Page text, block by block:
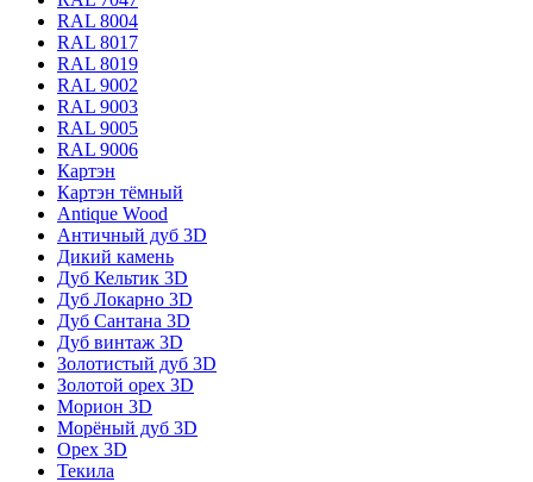
RAL 8004
RAL 8017
RAL 8019
RAL 9002
RAL 9003
RAL 9005
RAL 9006
Картэн
Картэн тёмный
Antique Wood
Античный дуб 3D
Дикий камень
Дуб Кельтик 3D
Дуб Локарно 3D
Дуб Сантана 3D
Дуб винтаж 3D
Золотистый дуб 3D
Золотой орех 3D
Морион 3D
Морёный дуб 3D
Орех 3D
Текила